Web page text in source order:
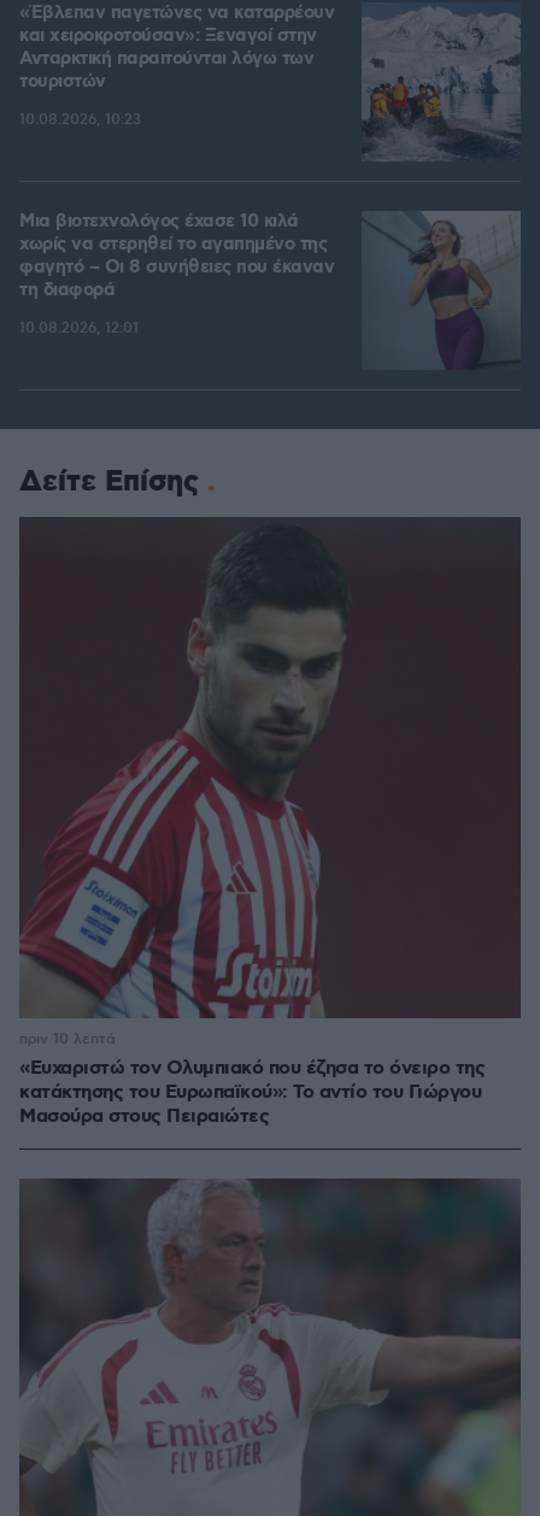
«Έβλεπαν παγετώνες να καταρρέουν
και χειροκροτούσαν»: Ξεναγοί στην
Ανταρκτική παραιτούνται λόγω των
τουριστών
10.08.2026, 10:23
Μια βιοτεχνολόγος έχασε 10 κιλά
χωρίς να στερηθεί το αγαπημένο της
φαγητό – Οι 8 συνήθειες που έκαναν
τη διαφορά
10.08.2026, 12:01
Δείτε Επίσης
«Ευχαριστώ τον Ολυμπιακό που έζησα το όνειρο της
κατάκτησης του Ευρωπαϊκού»: Το αντίο του Γιώργου
Μασούρα στους Πειραιώτες
πριν 10 λεπτά